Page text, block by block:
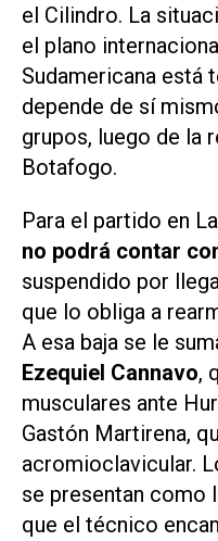
el Cilindro. La
el plano
Sudamericana está
depende de sí
grupos, luego de la
Botafogo.
Para el partido en
no podrá contar
suspendido por
que lo obliga a
A esa baja se le
Ezequiel Cannavo,
musculares ante
Gastón Martirena,
acromioclavicular.
se presentan como
que el técnico